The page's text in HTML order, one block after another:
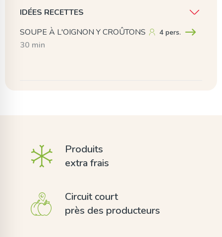
IDÉES RECETTES
SOUPE À L'OIGNON Y CROÛTONS
4 pers.
30 min
Produits
extra frais
Circuit court
près des producteurs